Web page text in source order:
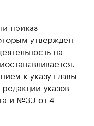
приказ
утвержден
на
к указу главы
указов
и №30 от 4